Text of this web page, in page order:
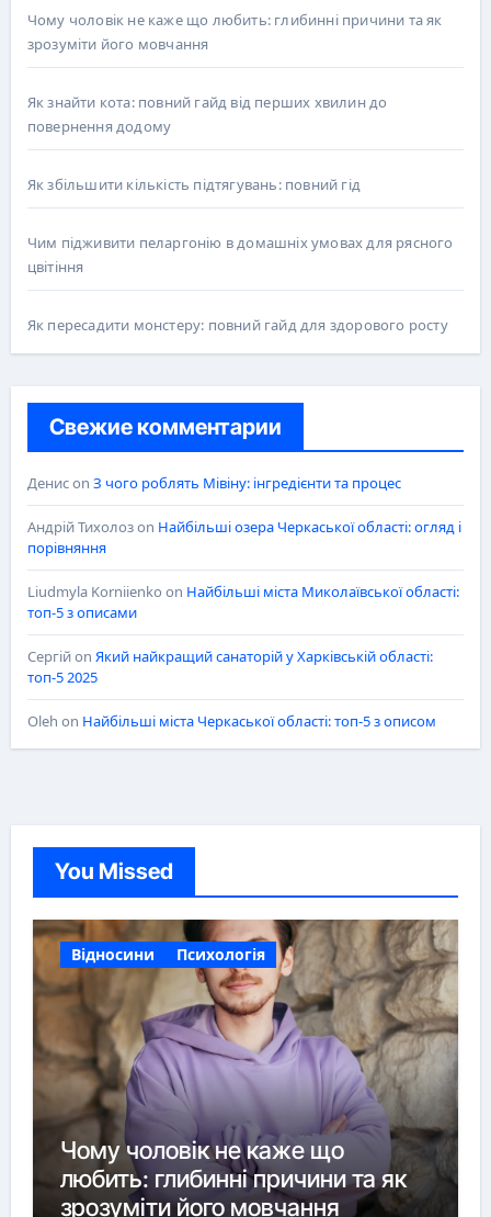
Чому чоловік не каже що любить: глибинні причини та як
зрозуміти його мовчання
Як знайти кота: повний гайд від перших хвилин до
повернення додому
Як збільшити кількість підтягувань: повний гід
Чим підживити пеларгонію в домашніх умовах для рясного
цвітіння
Як пересадити монстеру: повний гайд для здорового росту
Свежие комментарии
Денисon З чого роблять Мівіну: інгредієнти та процес
Андрій Тихолозon Найбільші озера Черкаської області: огляд і
порівняння
Liudmyla Korniienko on Найбільші міста Миколаївської області:
топ-5 з описами
Сергійon Який найкращий санаторій у Харківській області:
топ-5 2025
Oleh on Найбільші міста Черкаської області: топ-5 з описом
You Missed
Відносини Психологія
Чому чоловік не каже що
любить: глибинні причини та як
зрозуміти його мовчання